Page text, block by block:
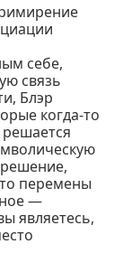
себе,
связь
Блэр
когда-то
перемены
—
являетесь,